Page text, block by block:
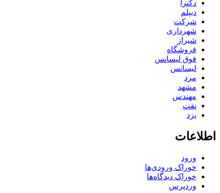
دکترا
دیپلم
شرکت
شهرداری
شیراز
فروشگاه
فوق لیسانس
لیسانس
مرد
مشهد
مهندس
نفت
یزد
اطلاعات
ورود
خوراک ورودی‌ها
خوراک دیدگاه‌ها
وردپرس